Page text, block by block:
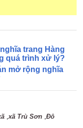
trang Hàng
quá trình xử lý?
mở rộng nghĩa
,xã Trù Sơn ,Đô